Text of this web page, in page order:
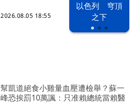
以色列 穹頂
之下
2026.08.05 18:55
幫凱道絕食小雞量血壓遭檢舉？蘇一
峰恐挨罰10萬諷：只准賴總統當賴醫